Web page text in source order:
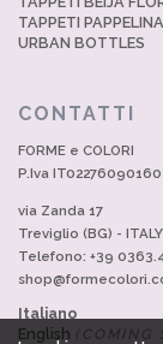
TAPPETI PAPPELINA
URBAN BOTTLES
CONTATTI
FORME e COLORI
P.Iva IT02276090160
via Zanda 17
Treviglio (BG) - ITALY
Telefono: +39
Italiano
English (COMING